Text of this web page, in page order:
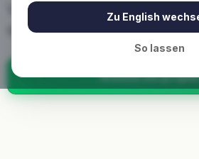
Zu English
So lassen
Vi behandler din anmodning
sender prøven til den
Anmod om